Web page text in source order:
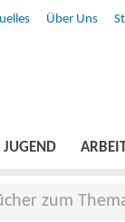
Über Uns
JUGEND
zum